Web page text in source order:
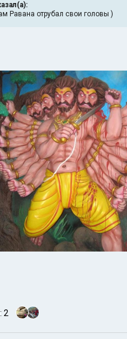
Равана отрубал свои головы )
: 2